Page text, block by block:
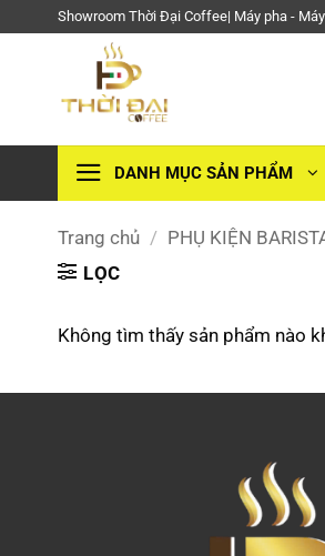
Showroom Thời Đại Coffee| Máy pha -
DANH MỤC SẢN PHẨM
Trang chủ / PHỤ KIỆN
LỌC
Không tìm thấy sản phẩm nào